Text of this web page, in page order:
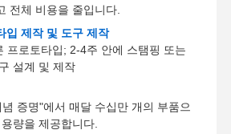
팅
전체 비용을 줄입니다.
입 제작 및 도구 제작
프로토타입; 2-4주 안에 스탬핑 또는
설계 및 제작
증명"에서 매달 수십만 개의 부품으
량을 제공합니다.